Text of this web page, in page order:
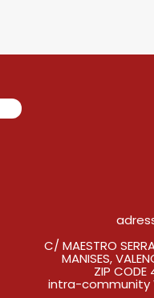
C/ MAESTRO
MANISES,
ZIP
intra-community